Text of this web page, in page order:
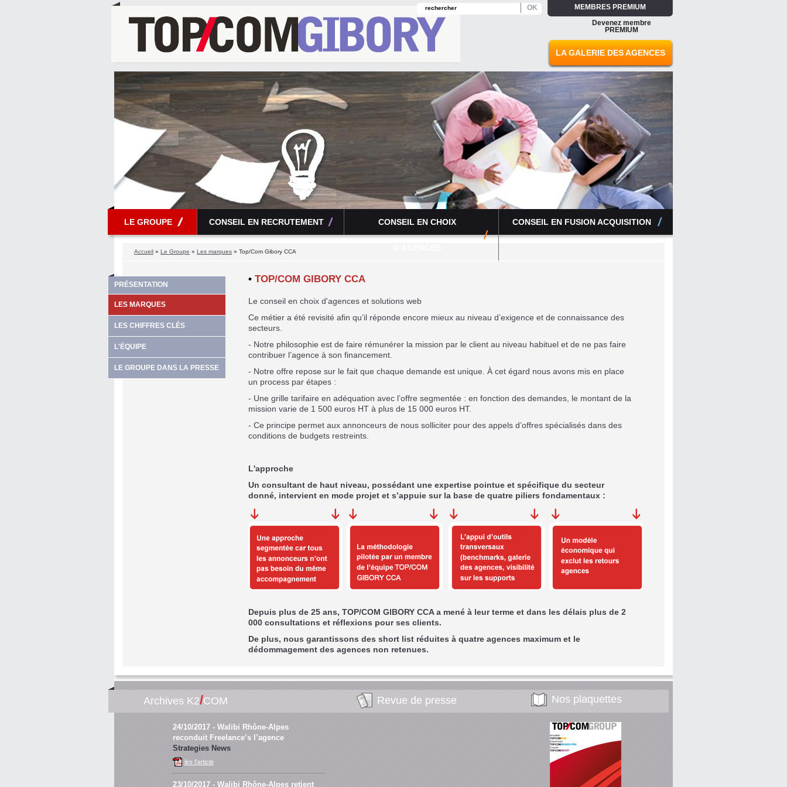
MEMBRES PREMIUM
LA GALERIE DES AGENCES
Devenez membre
PREMIUM
LE GROUPE CONSEIL EN RECRUTEMENT CONSEIL EN CHOIX CONSEIL EN FUSION ACQUISITION
Accueil » Le Groupe » Les marques » Top/Com Gibory CCA
• TOP/COM GIBORY CCA
PRÉSENTATION
LES MARQUES
LES CHIFFRES CLÉS
L'ÉQUIPE
LE GROUPE DANS LA PRESSE
Le conseil en choix d'agences et solutions web
Ce métier a été revisité afin qu’il réponde encore mieux au niveau d’exigence et de connaissance des
secteurs.
- Notre philosophie est de faire rémunérer la mission par le client au niveau habituel et de ne pas faire
contribuer l’agence à son financement.
- Notre offre repose sur le fait que chaque demande est unique. À cet égard nous avons mis en place
un process par étapes :
- Une grille tarifaire en adéquation avec l’offre segmentée : en fonction des demandes, le montant de la
mission varie de 1 500 euros HT à plus de 15 000 euros HT.
- Ce principe permet aux annonceurs de nous solliciter pour des appels d’offres spécialisés dans des
conditions de budgets restreints.
L'approche
Un consultant de haut niveau, possédant une expertise pointue et spécifique du secteur
donné, intervient en mode projet et s’appuie sur la base de quatre piliers fondamentaux :
Depuis plus de 25 ans, TOP/COM GIBORY CCA a mené à leur terme et dans les délais plus de 2
000 consultations et réflexions pour ses clients.
De plus, nous garantissons des short list réduites à quatre agences maximum et le
dédommagement des agences non retenues.
Archives K2/COM Revue de presse Nos plaquettes
24/10/2017- Walibi Rhône-Alpes
reconduit Freelance’s l’agence
Strategies News
lire l'article
23/10/2017- Walibi Rhône-Alpes retient